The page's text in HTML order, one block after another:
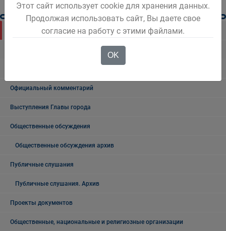
Новости Белова
Официальный комментарий
Выступления Главы города
Общественные обсуждения
Общественные обсуждения архив
Публичные слушания
Публичные слушания. Архив
Проекты документов
Общественные, национальные и религиозные организации
Этот сайт использует cookie для хранения данных.
Продолжая использовать сайт, Вы даете свое
согласие на работу с этими файлами.
OK